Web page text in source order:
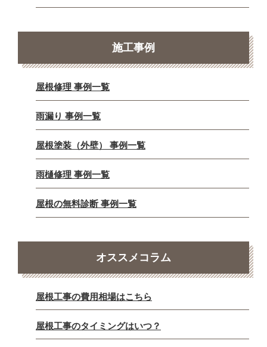
施工事例
屋根修理 事例一覧
雨漏り 事例一覧
屋根塗装（外壁） 事例一覧
雨樋修理 事例一覧
屋根の無料診断 事例一覧
オススメコラム
屋根工事の費用相場はこちら
屋根工事のタイミングはいつ？